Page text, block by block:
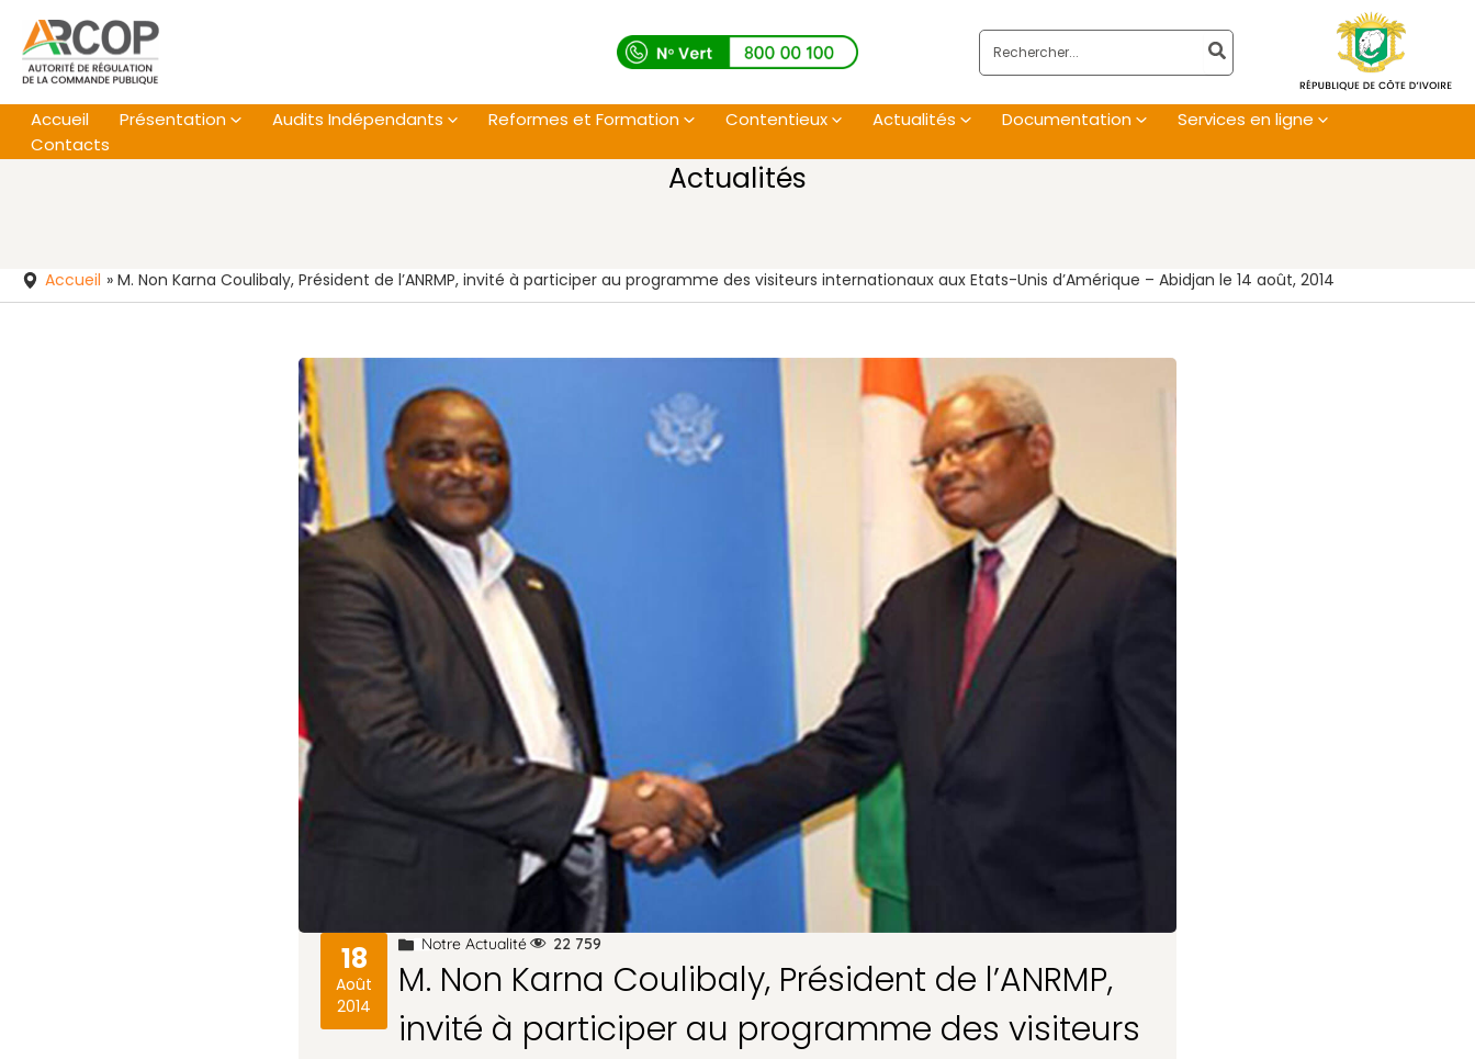
contenu
Rechercher:
Accueil Présentation Audits Indépendants Reformes et Formation Contentieux Actualités Documentation
Services en ligne
Contacts
Actualités
Accueil » M. Non Karna Coulibaly, Président de l’ANRMP, invité à participer au programme des visiteurs internationaux aux Etats-Unis d’Amérique – Abidjan le 14 août, 2014
18
Août
2014
Notre Actualité 22 759
M. Non Karna Coulibaly, Président de l’ANRMP,
invité à participer au programme des visiteurs